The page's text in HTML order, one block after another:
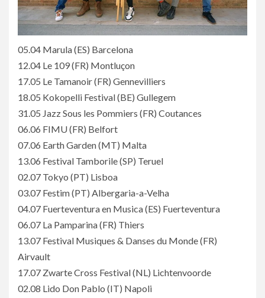
05.04 Marula (ES) Barcelona
12.04 Le 109 (FR) Montluçon
17.05 Le Tamanoir (FR) Gennevilliers
18.05 Kokopelli Festival (BE) Gullegem
31.05 Jazz Sous les Pommiers (FR) Coutances
06.06 FIMU (FR) Belfort
07.06 Earth Garden (MT) Malta
13.06 Festival Tamborile (SP) Teruel
02.07 Tokyo (PT) Lisboa
03.07 Festim (PT) Albergaria-a-Velha
04.07 Fuerteventura en Musica (ES) Fuerteventura
06.07 La Pamparina (FR) Thiers
13.07 Festival Musiques & Danses du Monde (FR)
Airvault
17.07 Zwarte Cross Festival (NL) Lichtenvoorde
02.08 Lido Don Pablo (IT) Napoli